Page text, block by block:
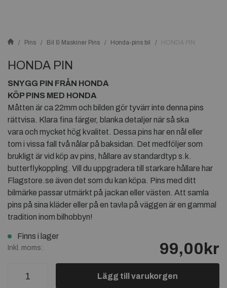
Pins Bil & Maskiner Pins Honda-pins bil HONDA PIN
HONDA PIN
SNYGG PIN FRÅN HONDA
KÖP PINS MED HONDA
Måtten är ca 22mm och bilden gör tyvärr inte denna pins
rättvisa. Klara fina färger, blanka detaljer när så ska
vara och mycket hög kvalitet. Dessa pins har en nål eller
tom i vissa fall två nålar på baksidan. Det medföljer som
brukligt är vid köp av pins, hållare av standardtyp s.k.
butterflykoppling. Vill du uppgradera till starkare hållare har
Flagstore.se även det som du kan köpa. Pins med ditt
bilmärke passar utmärkt på jackan eller västen. Att samla
pins på sina kläder eller på en tavla på väggen är en gammal
tradition inom bilhobbyn!
Finns i lager
Inkl. moms: 99,00kr
Lägg till varukorgen